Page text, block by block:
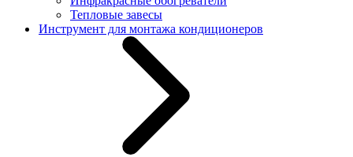
Тепловые завесы
Инструмент для монтажа кондиционеров